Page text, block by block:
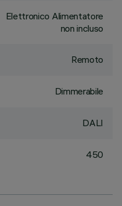
Elettronico Alimentatore
non incluso
Remoto
Dimmerabile
DALI
450